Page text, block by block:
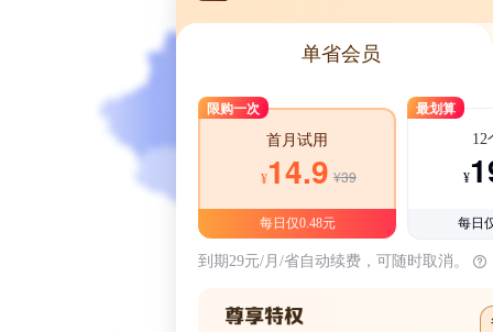
单省会员
限购一次
首月试用
¥14.9 ¥39
每日仅0.48元
最划算
12
¥
每日
到期29元/月/省自动续费，可随时取消。